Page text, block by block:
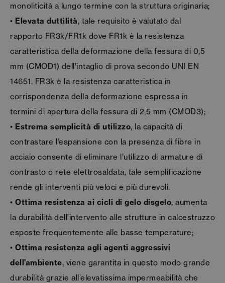
monoliticità a lungo termine con la struttura originaria;
• Elevata duttilità, tale requisito è valutato dal
rapporto FR3k/FR1k dove FR1k è la resistenza
caratteristica della deformazione della fessura di 0,5
mm (CMOD1) dell’intaglio di prova secondo UNI EN
14651. FR3k è la resistenza caratteristica in
corrispondenza della deformazione espressa in
termini di apertura della fessura di 2,5 mm (CMOD3);
• Estrema semplicità di utilizzo, la capacità di
contrastare l’espansione con la presenza di fibre in
acciaio consente di eliminare l’utilizzo di armature di
contrasto o rete elettrosaldata, tale semplificazione
rende gli interventi più veloci e più durevoli.
• Ottima resistenza ai cicli di gelo disgelo, aumenta
la durabilità dell’intervento alle strutture in calcestruzzo
esposte frequentemente alle basse temperature;
• Ottima resistenza agli agenti aggressivi
dell’ambiente, viene garantita in questo modo grande
durabilità grazie all’elevatissima impermeabilità che